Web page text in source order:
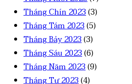
Tháng Chín 2023(3)
Tháng Tám 2023(5)
Tháng Bảy 2023(3)
Tháng Sáu 2023(6)
Tháng Năm 2023(9)
Tháng Tư 2023(4)